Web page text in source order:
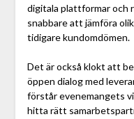
digitala plattformar och
snabbare att jämföra
tidigare kundomdömen.
Det är också klokt att
öppen dialog med
förstår evenemangets
hitta rätt